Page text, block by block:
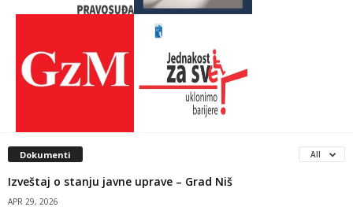
Dokumenti All
Izveštaj o stanju javne uprave – Grad Niš
APR 29, 2026